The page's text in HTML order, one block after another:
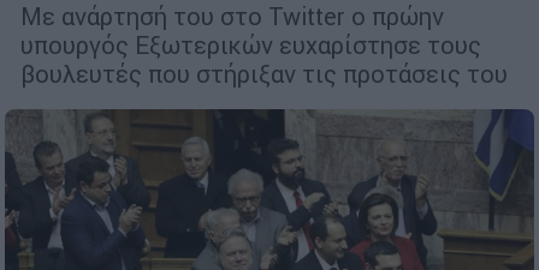
Με ανάρτησή του στο Twitter o πρώην
υπουργός Εξωτερικών ευχαρίστησε τους
βουλευτές που στήριξαν τις προτάσεις του